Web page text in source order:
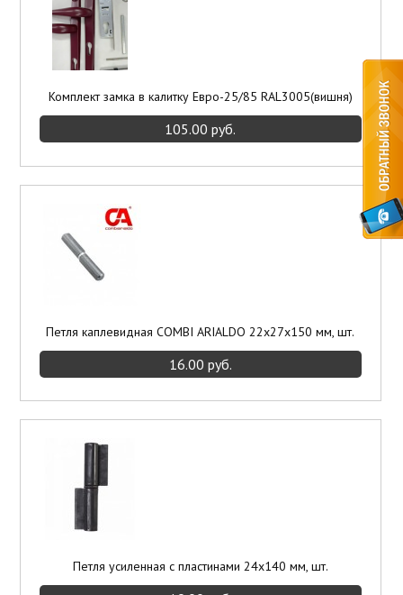
Комплект замка в калитку Евро-25/85 RAL3005(вишня)
105.00 руб.
Петля каплевидная COMBI ARIALDO 22x27x150 мм, шт.
16.00 руб.
Петля усиленная с пластинами 24х140 мм, шт.